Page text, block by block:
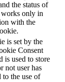
the status of
only in
with the
is set by the
Consent
is used to store
not user has
to the use of